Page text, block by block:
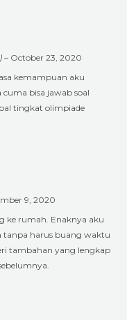
– October 23, 2020
kemampuan aku
bisa jawab soal
tingkat olimpiade
9, 2020
ke rumah. Enaknya aku
tanpa harus buang waktu
tambahan yang lengkap